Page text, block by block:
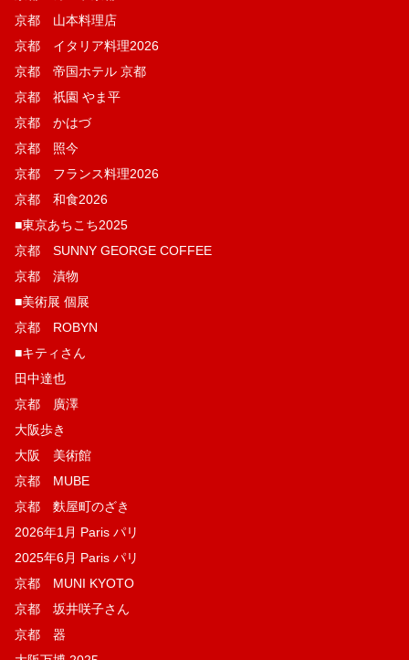
京都 山本料理店
京都 イタリア料理2026
京都 帝国ホテル 京都
京都 祇園 やま平
京都 かはづ
京都 照今
京都 フランス料理2026
京都 和食2026
■東京あちこち2025
京都 SUNNY GEORGE COFFEE
京都 漬物
■美術展 個展
京都 ROBYN
■キティさん
田中達也
京都 廣澤
大阪歩き
大阪 美術館
京都 MUBE
京都 麩屋町のざき
2026年1月 Paris パリ
2025年6月 Paris パリ
京都 MUNI KYOTO
京都 坂井咲子さん
京都 器